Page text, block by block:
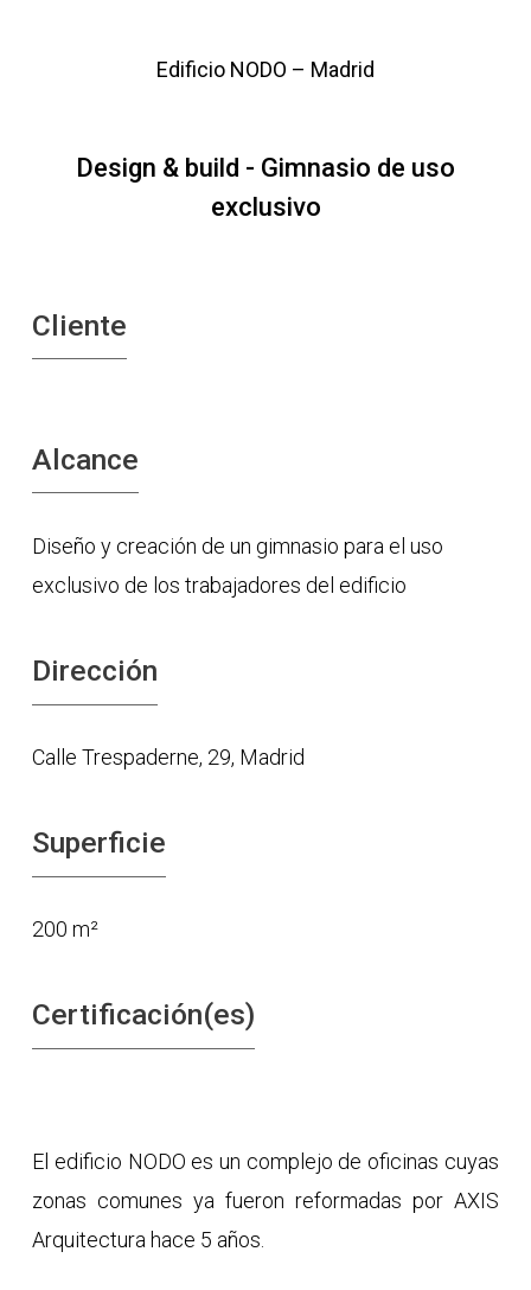
Edificio NODO – Madrid
Design & build - Gimnasio de uso
exclusivo
Cliente
Alcance
Diseño y creación de un gimnasio para el uso
exclusivo de los trabajadores del edificio
Dirección
Calle Trespaderne, 29, Madrid
Superficie
200 m²
Certificación(es)
El edificio NODO es un complejo de oficinas cuyas
zonas comunes ya fueron reformadas por AXIS
Arquitectura hace 5 años.